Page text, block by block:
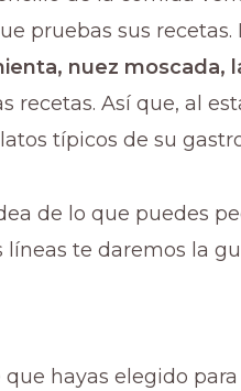
pruebas sus recetas.
nuez moscada,
recetas. Así que, al
típicos de su
de lo que puedes
te daremos la
hayas elegido